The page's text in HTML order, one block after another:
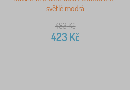
světlé modrá
483Kč
423Kč